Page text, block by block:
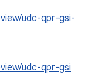
udc-qpr-gsi-
udc-qpr-gsi